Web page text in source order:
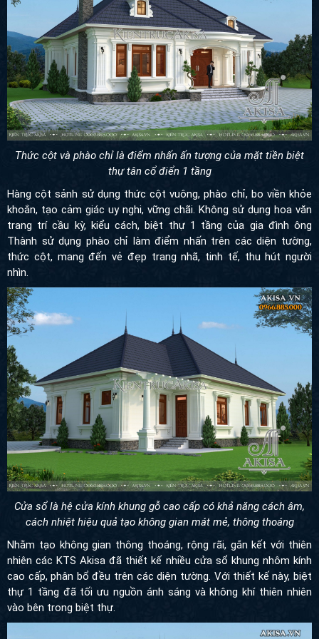
Thức cột và phào chỉ là điểm nhấn ấn tượng của mặt tiền biệt
thự tân cổ điển 1 tầng
Hàng cột sảnh sử dụng thức cột vuông, phào chỉ, bo viền khỏe
khoắn, tạo cảm giác uy nghi, vững chãi. Không sử dụng hoa văn
trang trí cầu kỳ, kiểu cách, biệt thự 1 tầng của gia đình ông
Thành sử dụng phào chỉ làm điểm nhấn trên các diện tường,
thức cột, mang đến vẻ đẹp trang nhã, tinh tế, thu hút người
nhìn.
Cửa sổ là hệ cửa kính khung gỗ cao cấp có khả năng cách âm,
cách nhiệt hiệu quả tạo không gian mát mẻ, thông thoáng
Nhằm tạo không gian thông thoáng, rộng rãi, gắn kết với thiên
nhiên các KTS Akisa đã thiết kế nhiều cửa sổ khung nhôm kính
cao cấp, phân bổ đều trên các diện tường. Với thiết kế này, biệt
thự 1 tầng đã tối ưu nguồn ánh sáng và không khí thiên nhiên
vào bên trong biệt thự.